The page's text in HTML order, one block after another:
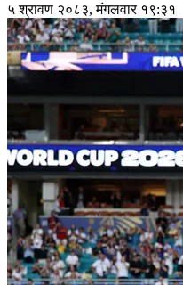
५ श्रावण २०८३, मंगलवार १९:३१